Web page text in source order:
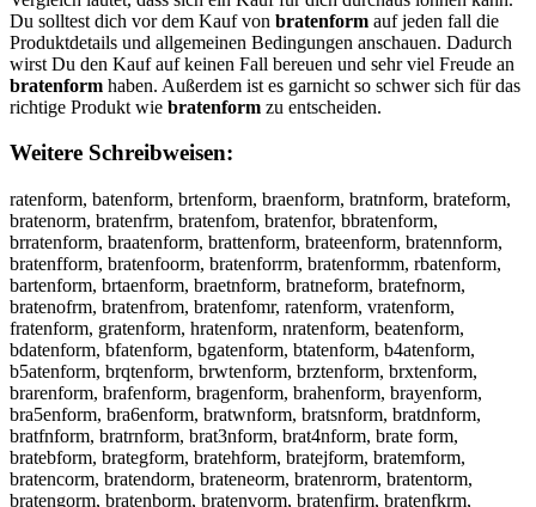
Du solltest dich vor dem Kauf von bratenform auf jeden fall die
Produktdetails und allgemeinen Bedingungen anschauen. Dadurch
wirst Du den Kauf auf keinen Fall bereuen und sehr viel Freude an
bratenform haben. Außerdem ist es garnicht so schwer sich für das
richtige Produkt wie bratenform zu entscheiden.
Weitere Schreibweisen:
ratenform, batenform, brtenform, braenform, bratnform, brateform,
bratenorm, bratenfrm, bratenfom, bratenfor, bbratenform,
brratenform, braatenform, brattenform, brateenform, bratennform,
bratenfform, bratenfoorm, bratenforrm, bratenformm, rbatenform,
bartenform, brtaenform, braetnform, bratneform, bratefnorm,
bratenofrm, bratenfrom, bratenfomr, ratenform, vratenform,
fratenform, gratenform, hratenform, nratenform, beatenform,
bdatenform, bfatenform, bgatenform, btatenform, b4atenform,
b5atenform, brqtenform, brwtenform, brztenform, brxtenform,
brarenform, brafenform, bragenform, brahenform, brayenform,
bra5enform, bra6enform, bratwnform, bratsnform, bratdnform,
bratfnform, bratrnform, brat3nform, brat4nform, brate form,
bratebform, brategform, bratehform, bratejform, bratemform,
bratencorm, bratendorm, brateneorm, bratenrorm, bratentorm,
bratengorm, bratenborm, bratenvorm, bratenfirm, bratenfkrm,